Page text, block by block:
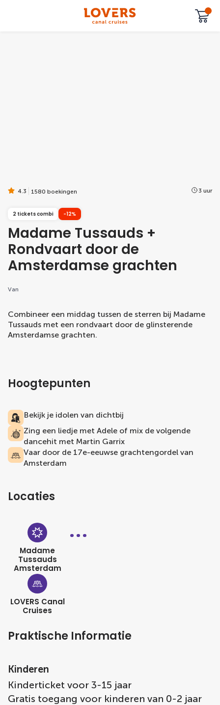
4.3 1580 boekingen 3 uur
2 tickets combi -12%
Madame Tussauds +
Rondvaart door de
Amsterdamse grachten
Van
Combineer een middag tussen de sterren bij Madame
Tussauds met een rondvaart door de glinsterende
Amsterdamse grachten.
Hoogtepunten
Bekijk je idolen van dichtbij
Zing een liedje met Adele of mix de volgende
dancehit met Martin Garrix
Vaar door de 17e-eeuwse grachtengordel van
Amsterdam
Locaties
Madame
Tussauds
Amsterdam
LOVERS Canal
Cruises
Praktische Informatie
Kinderen
Kinderticket voor 3-15 jaar
Gratis toegang voor kinderen van 0-2 jaar